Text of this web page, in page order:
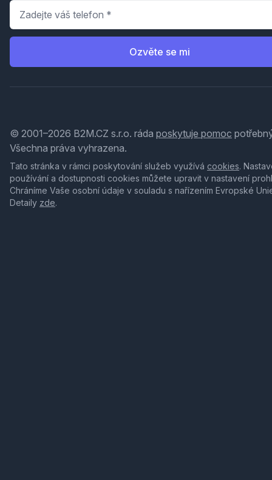
Telefon
Ozvěte se mi
© 2001–2026 B2M.CZ s.r.o. ráda poskytuje pomoc
Všechna práva vyhrazena.
Tato stránka v rámci poskytování služeb využívá cookies.
používání a dostupnosti cookies můžete upravit v nastavení
Chráníme Vaše osobní údaje v souladu s nařízením Evropské
Detaily zde.